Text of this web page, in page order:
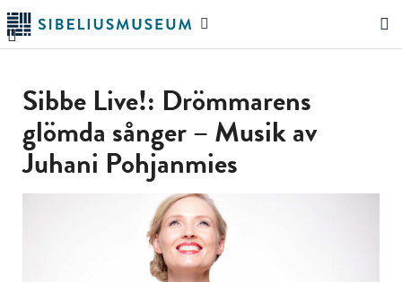
Hoppa
till
huvudinnehållet
Sök
Sibbe Live!: Drömmarens
glömda sånger – Musik av
Juhani Pohjanmies